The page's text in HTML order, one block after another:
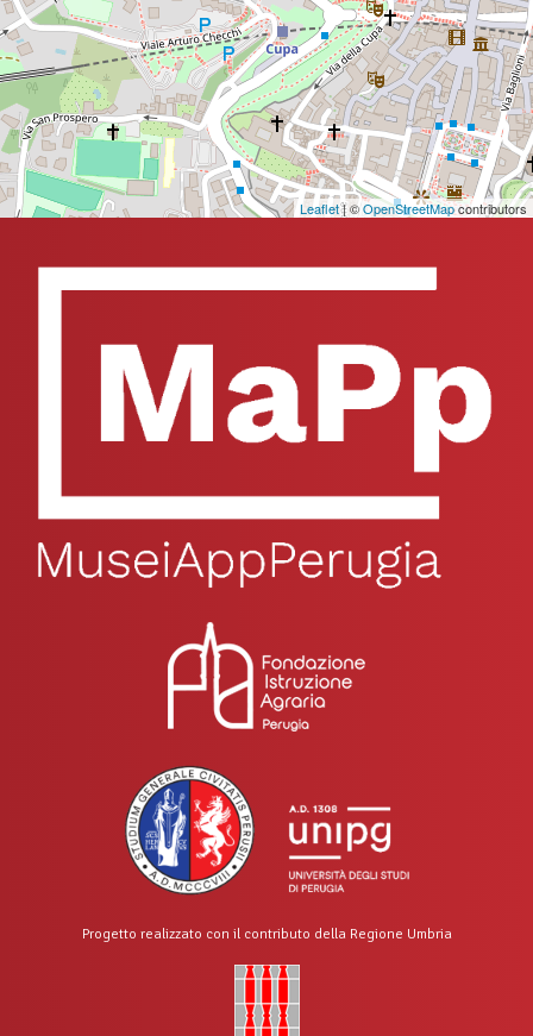
Leaflet| ©OpenStreetMapcontributors
Progetto realizzato con il contributo della Regione Umbria